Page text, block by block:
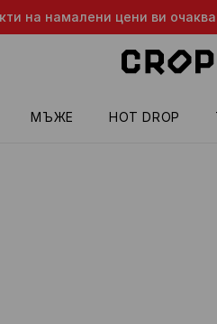
на намалени цени ви
МЪЖЕ HOT DROP